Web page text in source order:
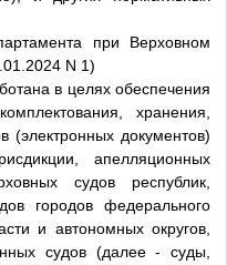
при Верховном
N 1)
в целях обеспечения
хранения,
(электронных документов)
апелляционных
судов республик,
городов федерального
и автономных округов,
судов (далее - суды,